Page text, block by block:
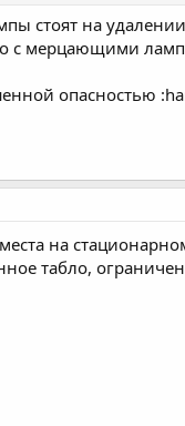
стоят на
с мерцающими
опасностью
места на
табло,